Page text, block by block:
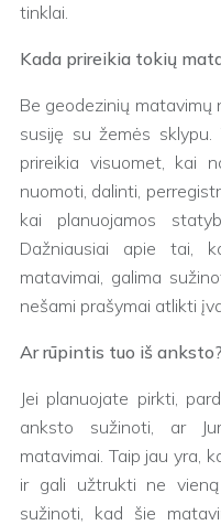
tinklai.
Kada prireikia tokių
Be geodezinių matavimų
susiję su žemės
prireikia visuomet, kai
nuomoti, dalinti,
kai planuojamos
Dažniausiai apie tai,
matavimai, galima
nešami prašymai atlikti
Ar rūpintis tuo iš anksto?
Jei planuojate pirkti,
anksto sužinoti, ar
matavimai. Taip jau yra,
ir gali užtrukti ne
sužinoti, kad šie